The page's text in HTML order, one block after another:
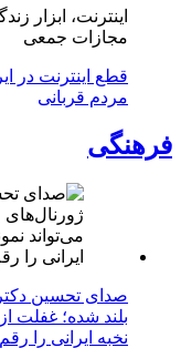
اینترنت، ابزار
مجازات جمعی
قطع اینترنت در
مردم قربانی
فرهنگی
صدای تحسین دکتر
بلند شده؛ غفلت
نخبه ایرانی را